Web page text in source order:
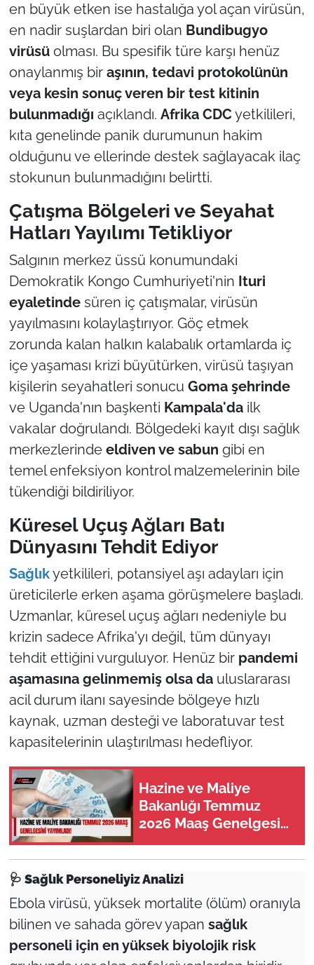
en büyük etken ise hastalığa yol açan virüsün,
en nadir suşlardan biri olan Bundibugyo
virüsüolması. Bu spesifik türe karşı henüz
onaylanmış bir aşının, tedavi protokolünün
veya kesin sonuç veren bir test kitinin
bulunmadığı açıklandı. Afrika CDCyetkilileri,
kıta genelinde panik durumunun hakim
olduğunu ve ellerinde destek sağlayacak ilaç
stokunun bulunmadığını belirtti.
Çatışma Bölgeleri ve Seyahat
Hatları Yayılımı Tetikliyor
Salgının merkez üssü konumundaki
Demokratik Kongo Cumhuriyeti'nin Ituri
eyaletindesüren iç çatışmalar, virüsün
yayılmasını kolaylaştırıyor. Göç etmek
zorunda kalan halkın kalabalık ortamlarda iç
içe yaşaması krizi büyütürken, virüsü taşıyan
kişilerin seyahatleri sonucu Goma şehrinde
ve Uganda'nın başkenti Kampala'dailk
vakalar doğrulandı. Bölgedeki kayıt dışı sağlık
merkezlerinde eldiven ve sabun gibi en
temel enfeksiyon kontrol malzemelerinin bile
tükendiği bildiriliyor.
Küresel Uçuş Ağları Batı
Dünyasını Tehdit Ediyor
Sağlıkyetkilileri, potansiyel aşı adayları için
üreticilerle erken aşama görüşmelere başladı.
Uzmanlar, küresel uçuş ağları nedeniyle bu
krizin sadece Afrika'yı değil, tüm dünyayı
tehdit ettiğini vurguluyor. Henüz bir pandemi
aşamasına gelinmemiş olsa dauluslararası
acil durum ilanı sayesinde bölgeye hızlı
kaynak, uzman desteği ve laboratuvar test
kapasitelerinin ulaştırılması hedefliyor.
Hazine ve Maliye
Bakanlığı Temmuz
2026 Maaş Genelgesini
🩺 Sağlık Personeliyiz Analizi
Ebola virüsü, yüksek mortalite (ölüm) oranıyla
bilinen ve sahada görev yapan sağlık
personeli için en yüksek biyolojik risk